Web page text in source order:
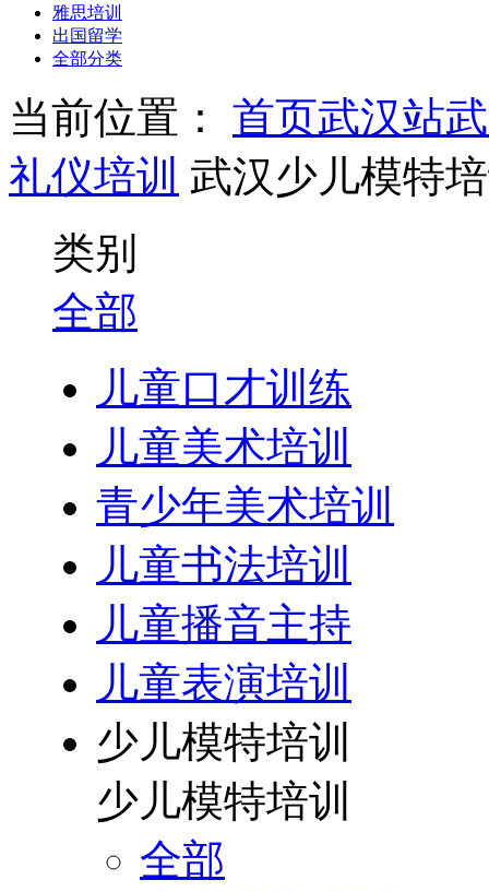
雅思培训
出国留学
全部分类
当前位置： 首页武汉站
礼仪培训 武汉少儿模特
类别
全部
儿童口才训练
儿童美术培训
青少年美术培训
儿童书法培训
儿童播音主持
儿童表演培训
少儿模特培训
少儿模特培训
全部